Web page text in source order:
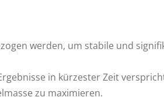
werden, um stabile und
in kürzester Zeit
zu maximieren.